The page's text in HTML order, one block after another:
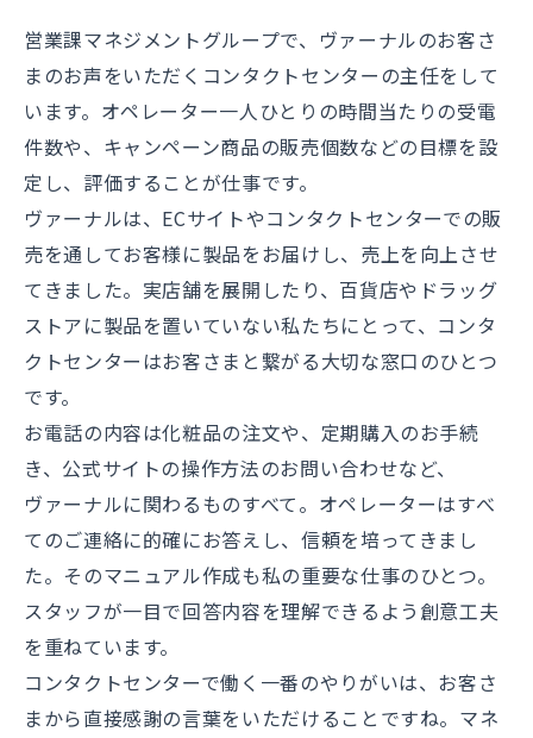
営業課マネジメントグループで、ヴァーナルのお客さ
まのお声をいただくコンタクトセンターの主任をして
います。オペレーター一人ひとりの時間当たりの受電
件数や、キャンペーン商品の販売個数などの目標を設
定し、評価することが仕事です。
ヴァーナルは、ECサイトやコンタクトセンターでの販
売を通してお客様に製品をお届けし、売上を向上させ
てきました。実店舗を展開したり、百貨店やドラッグ
ストアに製品を置いていない私たちにとって、コンタ
クトセンターはお客さまと繋がる大切な窓口のひとつ
です。
お電話の内容は化粧品の注文や、定期購入のお手続
き、公式サイトの操作方法のお問い合わせなど、
ヴァーナルに関わるものすべて。オペレーターはすべ
てのご連絡に的確にお答えし、信頼を培ってきまし
た。そのマニュアル作成も私の重要な仕事のひとつ。
スタッフが一目で回答内容を理解できるよう創意工夫
を重ねています。
コンタクトセンターで働く一番のやりがいは、お客さ
まから直接感謝の言葉をいただけることですね。マネ